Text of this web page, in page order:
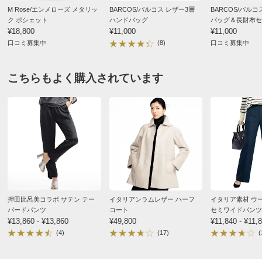
M Rose/エンメローズ メタリッ
ク ポシェット
¥18,800
口コミ募集中
BARCOS/バルコス レザー3層
ハンドバッグ
¥11,000
(8)
BARCOS/バルコ
バッグ＆長財布
¥11,000
口コミ募集中
こちらもよく購入されています
押田比呂美コラボ サテン テー
パードパンツ
¥13,860 - ¥13,860
(4)
イタリアンラムレザー ハーフ
コート
¥49,800
(17)
イタリア素材 ウ
セミワイドパンツ
¥11,840 -